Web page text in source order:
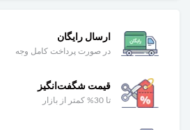
ارسال رایگان
در صورت پرداخت کامل وجه
قیمت شگفت‌انگیز
تا 30% کمتر از بازار